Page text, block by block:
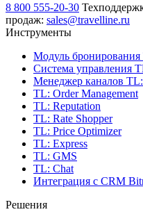
8 800 555-20-30
продаж: sales@travelline.ru
Инструменты
Модуль бронирования
Система управления
Менеджер каналов TL:
TL: Order Management
TL: Reputation
TL: Rate Shopper
TL: Price Optimizer
TL: Express
TL: GMS
TL: Chat
Интеграция с CRM
Решения